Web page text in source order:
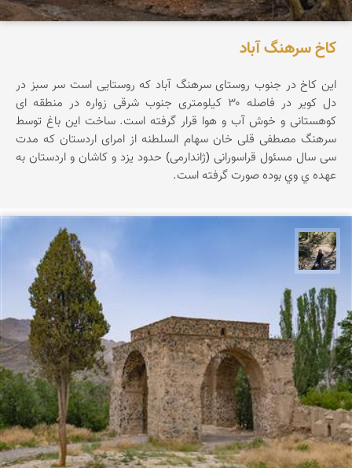
کاخ سرهنگ آباد
این کاخ در جنوب روستای سرهنگ آباد که روستایی است سر سبز در
دل کویر در فاصله ۳۰ کیلومتری جنوب شرقی زواره در منطقه ای
کوهستانی و خوش آب و هوا قرار گرفته است. ساخت این باغ توسط
سرهنگ مصطفی قلی خان سهام السلطنه از امرای اردستان که مدت
سی سال مسئول قراسورانی (ژاندارمی) حدود یزد و کاشان و اردستان به
عهده ي وي بوده صورت گرفته است.